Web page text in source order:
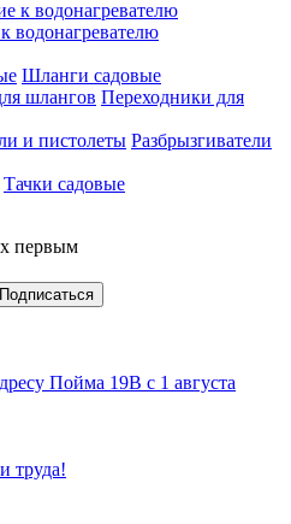
водонагревателю
Шланги садовые
Переходники для
Разбрызгиватели
Тачки садовые
первым
Пойма 19В с 1 августа
труда!